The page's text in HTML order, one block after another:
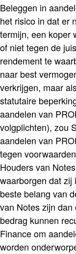
Beleggen in
het risico in dat er
termijn, een koper
of niet tegen de
rendement te
naar best
verkrijgen, maar
statutaire
aandelen van
volgplichten), zou
aandelen van
tegen
Houders van
waarborgen dat zij
beste belang van
van Notes zijn
bedrag kunnen
Finance om
worden